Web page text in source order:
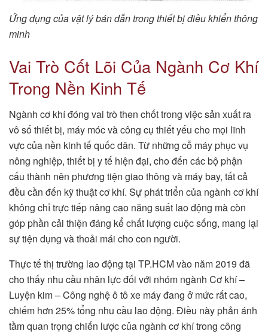
Ứng dụng của vật lý bán dẫn trong thiết bị điều khiển thông
minh
Vai Trò Cốt Lõi Của Ngành Cơ Khí
Trong Nền Kinh Tế
Ngành cơ khí đóng vai trò then chốt trong việc sản xuất ra
vô số thiết bị, máy móc và công cụ thiết yếu cho mọi lĩnh
vực của nền kinh tế quốc dân. Từ những cỗ máy phục vụ
nông nghiệp, thiết bị y tế hiện đại, cho đến các bộ phận
cấu thành nên phương tiện giao thông và máy bay, tất cả
đều cần đến kỹ thuật cơ khí. Sự phát triển của ngành cơ khí
không chỉ trực tiếp nâng cao năng suất lao động mà còn
góp phần cải thiện đáng kể chất lượng cuộc sống, mang lại
sự tiện dụng và thoải mái cho con người.
Thực tế thị trường lao động tại TP.HCM vào năm 2019 đã
cho thấy nhu cầu nhân lực đối với nhóm ngành Cơ khí –
Luyện kim – Công nghệ ô tô xe máy đang ở mức rất cao,
chiếm hơn 25% tổng nhu cầu lao động. Điều này phản ánh
tầm quan trọng chiến lược của ngành cơ khí trong công